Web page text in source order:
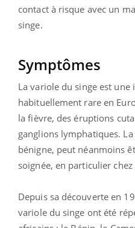
contact à risque avec un
singe.
Symptômes
La variole du singe est
habituellement rare en
la fièvre, des éruptions
ganglions lymphatiques.
bénigne, peut néanmoins
soignée, en particulier chez
Depuis sa découverte en
variole du singe ont été